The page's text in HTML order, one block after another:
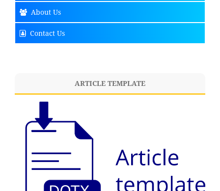
About Us
Contact Us
ARTICLE TEMPLATE